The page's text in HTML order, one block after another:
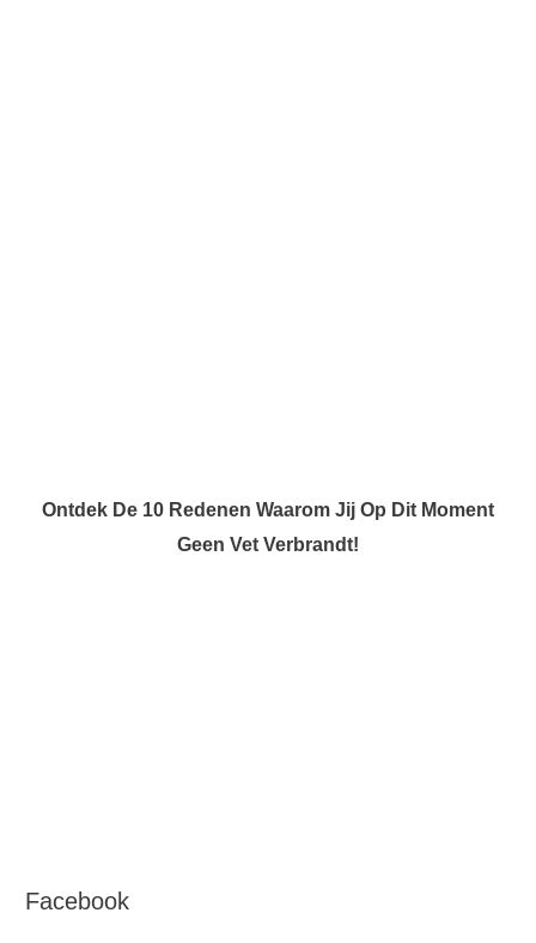
Ontdek De 10 Redenen Waarom Jij Op Dit Moment
Geen Vet Verbrandt!
Facebook